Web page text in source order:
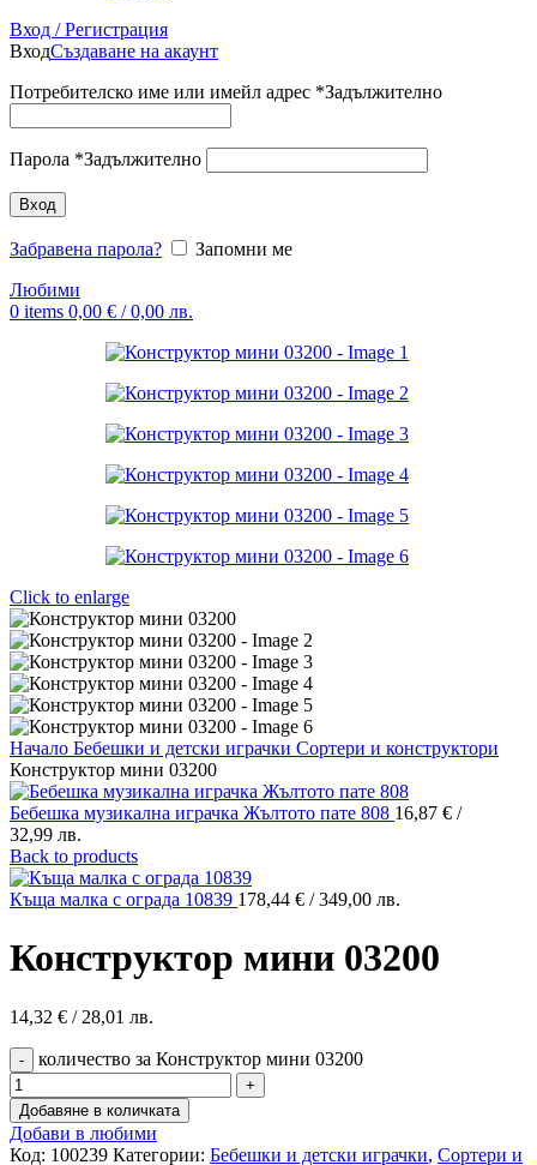
Вход / Регистрация
ВходСъздаване на акаунт
Потребителско име или имейл адрес *Задължително
Парола *Задължително
Вход
Забравена парола?
Запомни ме
Любими
0 items 0,00 € / 0,00 лв.
Click to enlarge
Начало Бебешки и детски играчки Сортери и конструктори
Конструктор мини 03200
Бебешка музикална играчка Жълтото пате 808 16,87 € /
32,99 лв.
Back to products
Къща малка с ограда 10839 178,44 € / 349,00 лв.
Конструктор мини 03200
14,32 € / 28,01 лв.
количество за Конструктор мини 03200
Добавяне в количката
Добави в любими
Код: 100239 Категории: Бебешки и детски играчки, Сортери и